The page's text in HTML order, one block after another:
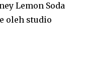
Lemon Soda
oleh studio